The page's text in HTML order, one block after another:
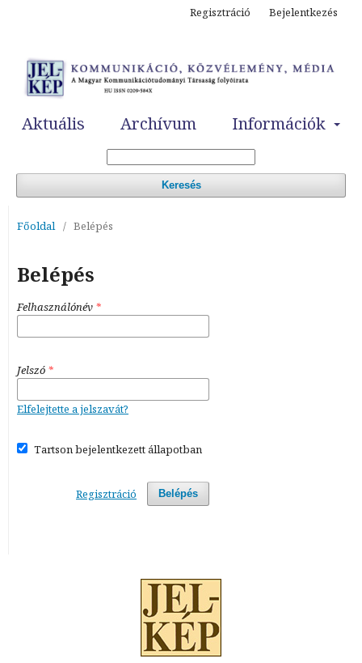
Aktuális Archívum Információk
Keresés
Regisztráció Bejelentkezés
Főoldal / Belépés
Belépés
Felhasználónév *
Jelszó *
Elfelejtette a jelszavát?
Tartson bejelentkezett állapotban
Belépés
Regisztráció